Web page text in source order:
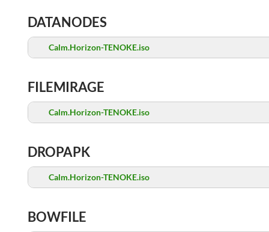
DATANODES
Calm.Horizon-TENOKE.iso
FILEMIRAGE
Calm.Horizon-TENOKE.iso
DROPAPK
Calm.Horizon-TENOKE.iso
BOWFILE